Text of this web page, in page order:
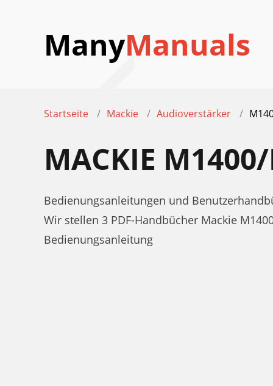
ManyManuals
Startseite Mackie Audioverstärker
MACKIE
Bedienungsanleitungen und
Wir stellen 3 PDF-Handbücher Mackie
Bedienungsanleitung